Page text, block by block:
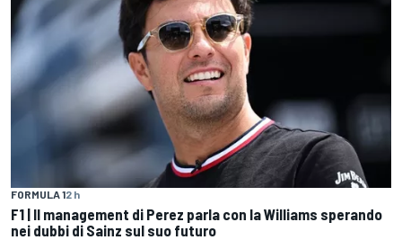
FORMULA 12 h
F1 | Il management di Perez parla con la Williams sperando
nei dubbi di Sainz sul suo futuro